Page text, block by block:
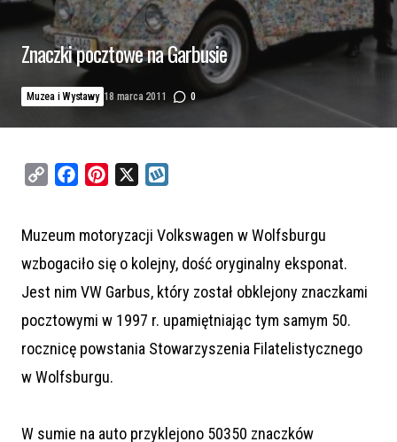
Znaczki pocztowe na Garbusie
Muzea i Wystawy 18 marca 2011 0
y
L
i
e
b
o
t
e
r
t
o
p
Muzeum motoryzacji Volkswagen w Wolfsburgu
wzbogaciło się o kolejny, dość oryginalny eksponat.
Jest nim VW Garbus, który został obklejony znaczkami
pocztowymi w 1997 r. upamiętniając tym samym 50.
rocznicę powstania Stowarzyszenia Filatelistycznego
w Wolfsburgu.
W sumie na auto przyklejono 50350 znaczków